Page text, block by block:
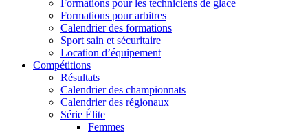
Formations pour les techniciens de glace
Formations pour arbitres
Calendrier des formations
Sport sain et sécuritaire
Location d’équipement
Compétitions
Résultats
Calendrier des championnats
Calendrier des régionaux
Série Élite
Femmes